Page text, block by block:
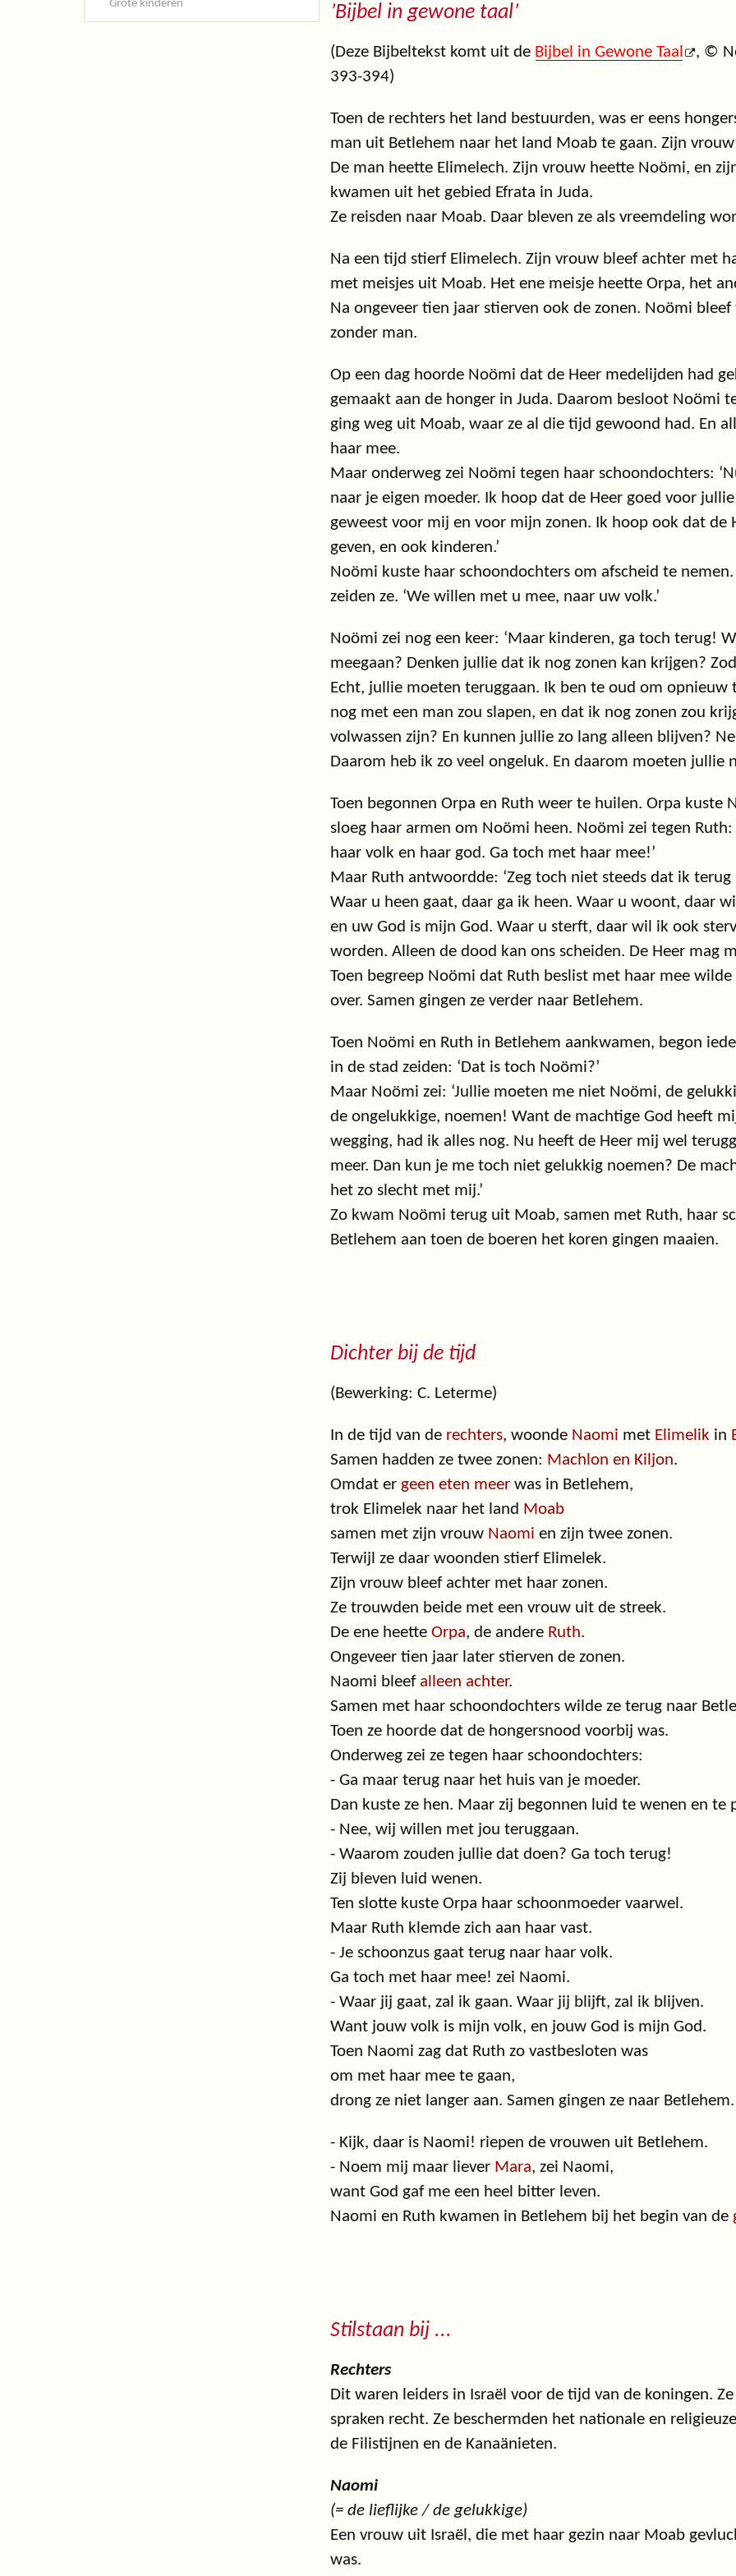
Grote kinderen ’Bijbel in gewone taal’
(Deze Bijbeltekst komt uit de Bijbel in Gewone Taal
, ©
393-394)
Toen de rechters het land bestuurden, was er eens
man uit Betlehem naar het land Moab te gaan. Zijn
De man heette Elimelech. Zijn vrouw heette Noömi, en
kwamen uit het gebied Efrata in Juda.
Ze reisden naar Moab. Daar bleven ze als vreemdeling
Na een tijd stierf Elimelech. Zijn vrouw bleef achter met
met meisjes uit Moab. Het ene meisje heette Orpa, het
Na ongeveer tien jaar stierven ook de zonen. Noömi
zonder man.
Op een dag hoorde Noömi dat de Heer medelijden had
gemaakt aan de honger in Juda. Daarom besloot Noömi
ging weg uit Moab, waar ze al die tijd gewoond had. En
haar mee.
Maar onderweg zei Noömi tegen haar schoondochters:
naar je eigen moeder. Ik hoop dat de Heer goed voor
geweest voor mij en voor mijn zonen. Ik hoop ook dat de
geven, en ook kinderen.’
Noömi kuste haar schoondochters om afscheid te
zeiden ze. ‘We willen met u mee, naar uw volk.’
Noömi zei nog een keer: ‘Maar kinderen, ga toch terug!
meegaan? Denken jullie dat ik nog zonen kan krijgen?
Echt, jullie moeten teruggaan. Ik ben te oud om
nog met een man zou slapen, en dat ik nog zonen zou
volwassen zijn? En kunnen jullie zo lang alleen blijven?
Daarom heb ik zo veel ongeluk. En daarom moeten jullie
Toen begonnen Orpa en Ruth weer te huilen. Orpa kuste
sloeg haar armen om Noömi heen. Noömi zei tegen
haar volk en haar god. Ga toch met haar mee!’
Maar Ruth antwoordde: ‘Zeg toch niet steeds dat ik
Waar u heen gaat, daar ga ik heen. Waar u woont, daar
en uw God is mijn God. Waar u sterft, daar wil ik ook
worden. Alleen de dood kan ons scheiden. De Heer mag
Toen begreep Noömi dat Ruth beslist met haar mee
over. Samen gingen ze verder naar Betlehem.
Toen Noömi en Ruth in Betlehem aankwamen, begon
in de stad zeiden: ‘Dat is toch Noömi?’
Maar Noömi zei: ‘Jullie moeten me niet Noömi, de
de ongelukkige, noemen! Want de machtige God heeft
wegging, had ik alles nog. Nu heeft de Heer mij wel
meer. Dan kun je me toch niet gelukkig noemen? De
het zo slecht met mij.’
Zo kwam Noömi terug uit Moab, samen met Ruth, haar
Betlehem aan toen de boeren het koren gingen maaien.
Dichter bij de tijd
(Bewerking: C. Leterme)
In de tijd van de rechters, woonde Naomi met Elimelik in
Samen hadden ze twee zonen: Machlon en Kiljon.
Omdat er geen eten meer was in Betlehem,
trok Elimelek naar het land Moab
samen met zijn vrouw Naomi en zijn twee zonen.
Terwijl ze daar woonden stierf Elimelek.
Zijn vrouw bleef achter met haar zonen.
Ze trouwden beide met een vrouw uit de streek.
De ene heette Orpa, de andere Ruth.
Ongeveer tien jaar later stierven de zonen.
Naomi bleef alleen achter.
Samen met haar schoondochters wilde ze terug naar
Toen ze hoorde dat de hongersnood voorbij was.
Onderweg zei ze tegen haar schoondochters:
- Ga maar terug naar het huis van je moeder.
Dan kuste ze hen. Maar zij begonnen luid te wenen en te
- Nee, wij willen met jou teruggaan.
- Waarom zouden jullie dat doen? Ga toch terug!
Zij bleven luid wenen.
Ten slotte kuste Orpa haar schoonmoeder vaarwel.
Maar Ruth klemde zich aan haar vast.
- Je schoonzus gaat terug naar haar volk.
Ga toch met haar mee! zei Naomi.
- Waar jij gaat, zal ik gaan. Waar jij blijft, zal ik blijven.
Want jouw volk is mijn volk, en jouw God is mijn God.
Toen Naomi zag dat Ruth zo vastbesloten was
om met haar mee te gaan,
drong ze niet langer aan. Samen gingen ze naar Betlehem.
- Kijk, daar is Naomi! riepen de vrouwen uit Betlehem.
- Noem mij maar liever Mara, zei Naomi,
want God gaf me een heel bitter leven.
Naomi en Ruth kwamen in Betlehem bij het begin van de
Stilstaan bij ...
Rechters
Dit waren leiders in Israël voor de tijd van de koningen.
spraken recht. Ze beschermden het nationale en
de Filistijnen en de Kanaänieten.
Naomi
(= de lieflijke / de gelukkige)
Een vrouw uit Israël, die met haar gezin naar Moab
was.